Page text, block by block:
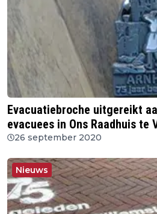
Evacuatiebroche uitgereikt
evacuees in Ons Raadhuis te
26 september 2020
Nieuws